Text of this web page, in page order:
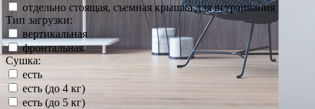
отдельно стоящая, съемная крышка для встраивания
Тип загрузки:
вертикальная
фронтальная
Сушка:
есть
есть (до 4 кг)
есть (до 5 кг)